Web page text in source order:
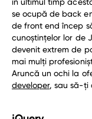
se ocupă de back
de front end încep
cunoștințelor lor de
devenit extrem de
mai mulți
Aruncă un ochi la
developer, sau să-ți